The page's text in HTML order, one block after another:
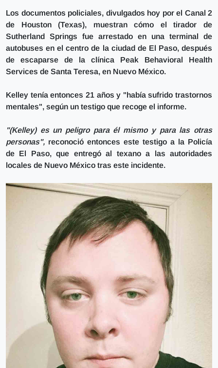
Los documentos policiales, divulgados hoy por el Canal 2
de Houston (Texas), muestran cómo el tirador de
Sutherland Springs fue arrestado en una terminal de
autobuses en el centro de la ciudad de El Paso, después
de escaparse de la clínica Peak Behavioral Health
Services de Santa Teresa, en Nuevo México.
Kelley tenía entonces 21 años y "había sufrido trastornos
mentales", según un testigo que recoge el informe.
"(Kelley) es un peligro para él mismo y para las otras
personas", reconoció entonces este testigo a la Policía
de El Paso, que entregó al texano a las autoridades
locales de Nuevo México tras este incidente.